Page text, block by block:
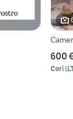
600
Cori(